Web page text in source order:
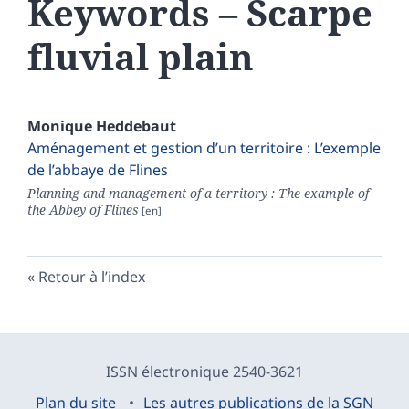
Keywords – Scarpe
fluvial plain
Monique Heddebaut
Aménagement et gestion d’un territoire : L’exemple
de l’abbaye de Flines
Planning and management of a territory : The example of
the Abbey of Flines
Retour à l’index
ISSN électronique 2540-3621
Plan du site
Les autres publications de la SGN